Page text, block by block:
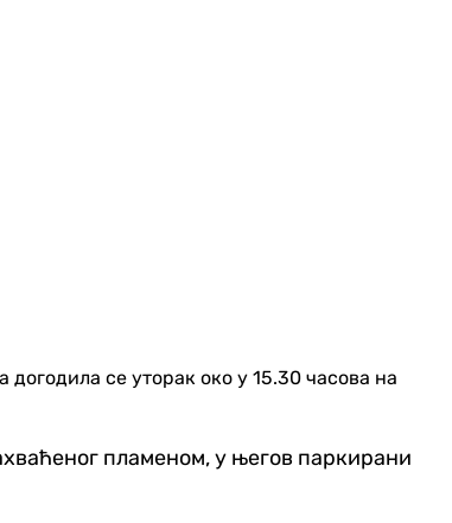
се уторак око у 15.30 часова на
пламеном, у његов паркирани